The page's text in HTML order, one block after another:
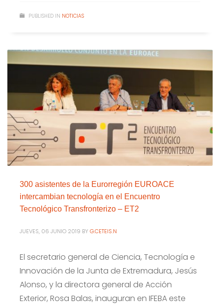
PUBLISHED IN NOTICIAS
300 asistentes de la Eurorregión EUROACE
intercambian tecnología en el Encuentro
Tecnológico Transfronterizo – ET2
JUEVES, 06 JUNIO 2019 BY G.CETEIS.N
El secretario general de Ciencia, Tecnología e
Innovación de la Junta de Extremadura, Jesús
Alonso, y la directora general de Acción
Exterior, Rosa Balas, inauguran en IFEBA este